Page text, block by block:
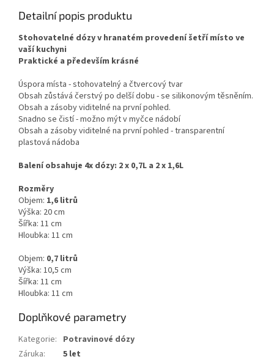
Detailní popis produktu
Stohovatelné dózy v hranatém provedení šetří místo ve
vaší kuchyni
Praktické a především krásné
Úspora místa - stohovatelný a čtvercový tvar
Obsah zůstává čerstvý po delší dobu - se silikonovým těsněním.
Obsah a zásoby viditelné na první pohled.
Snadno se čistí - možno mýt v myčce nádobí
Obsah a zásoby viditelné na první pohled - transparentní
plastová nádoba
Balení obsahuje 4x dózy: 2 x 0,7L a 2 x 1,6L
Rozměry
Objem: 1,6 litrů
Výška: 20 cm
Šířka: 11 cm
Hloubka: 11 cm
Objem: 0,7 litrů
Výška: 10,5 cm
Šířka: 11 cm
Hloubka: 11 cm
Doplňkové parametry
Kategorie: Potravinové dózy
Záruka:
5 let